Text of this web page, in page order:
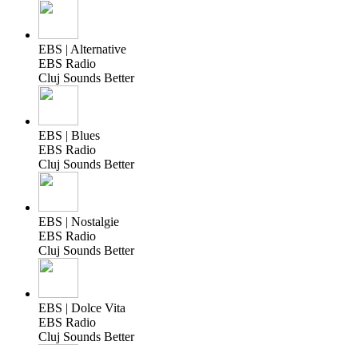
EBS | Alternative
EBS Radio
Cluj Sounds Better
EBS | Blues
EBS Radio
Cluj Sounds Better
EBS | Nostalgie
EBS Radio
Cluj Sounds Better
EBS | Dolce Vita
EBS Radio
Cluj Sounds Better